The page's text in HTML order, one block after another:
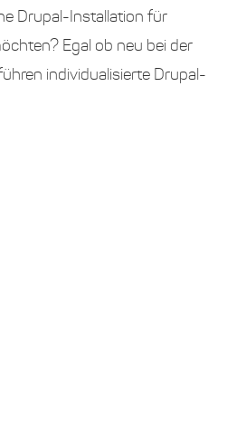
Drupal-Installation für
Egal ob neu bei der
individualisierte Drupal-